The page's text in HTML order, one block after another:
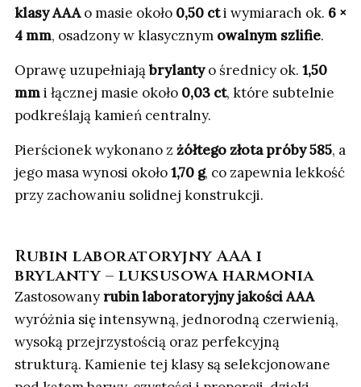
klasy AAAo masie około 0,50 cti wymiarach ok. 6 ×
4 mm, osadzony w klasycznym owalnym szlifie.
Oprawę uzupełniająbrylantyo średnicy ok. 1,50
mmi łącznej masie około 0,03 ct, które subtelnie
podkreślają kamień centralny.
Pierścionek wykonano z żółtego złota próby 585, a
jego masa wynosi około1,70 g, co zapewnia lekkość
przy zachowaniu solidnej konstrukcji.
Rubin laboratoryjny AAA i
brylanty – luksusowa harmonia
Zastosowanyrubin laboratoryjny jakości AAA
wyróżnia się intensywną, jednorodną czerwienią,
wysoką przejrzystością oraz perfekcyjną
strukturą. Kamienie tej klasy są selekcjonowane